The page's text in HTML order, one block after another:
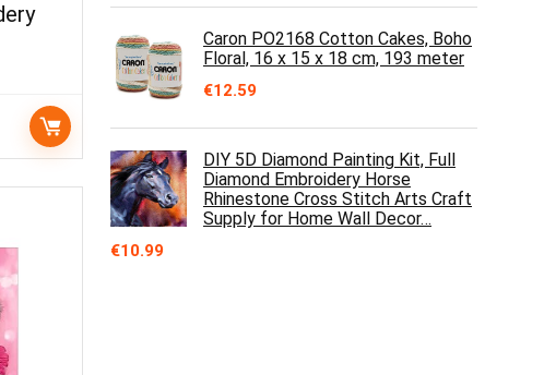
Caron PO2168 Cotton Cakes, Boho
Floral, 16 x 15 x 18 cm, 193 meter
€12.59
DIY 5D Diamond Painting Kit, Full
Diamond Embroidery Horse
Rhinestone Cross Stitch Arts Craft
Supply for Home Wall Decor…
€10.99